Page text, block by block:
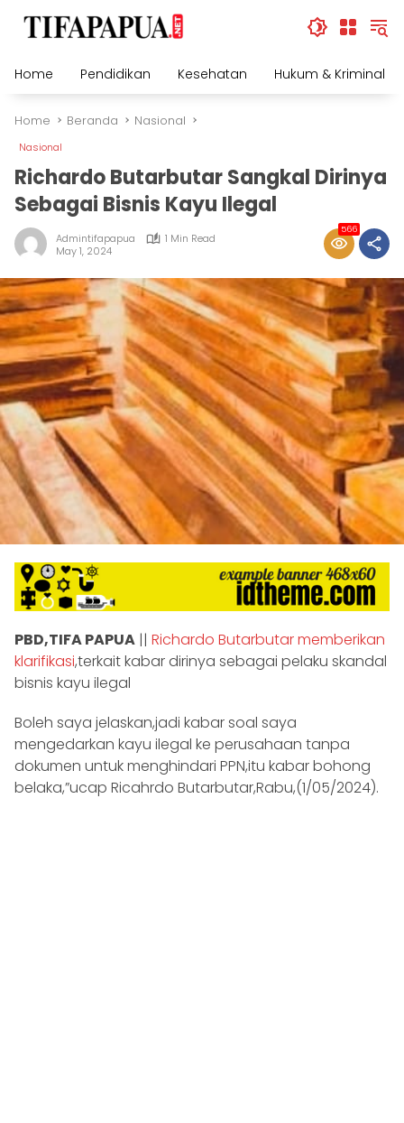
Home
Pendidikan Kesehatan Hukum & Kriminal
Home Beranda Nasional
Nasional
Richardo Butarbutar Sangkal Dirinya
Sebagai Bisnis Kayu Ilegal
Admintifapapua
1 Min Read
May 1, 2024
566
PBD,TIFA PAPUA || Richardo Butarbutar memberikan
klarifikasi,terkait kabar dirinya sebagai pelaku skandal
bisnis kayu ilegal
Boleh saya jelaskan,jadi kabar soal saya
mengedarkan kayu ilegal ke perusahaan tanpa
dokumen untuk menghindari PPN,itu kabar bohong
belaka,”ucap Ricahrdo Butarbutar,Rabu,(1/05/2024).